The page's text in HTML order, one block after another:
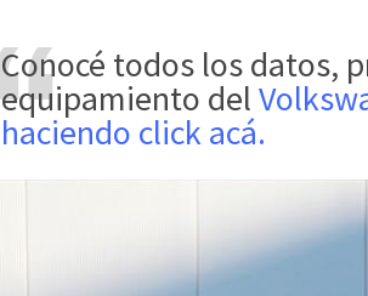
Conocé todos los datos, precio y
equipamiento del
haciendo click acá.